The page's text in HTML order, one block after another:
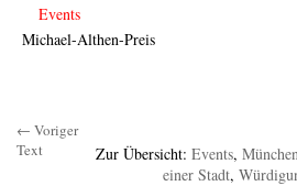
Events
Michael-Althen-Preis
← Voriger
Text
Zur Übersicht: Events,
einer Stadt,